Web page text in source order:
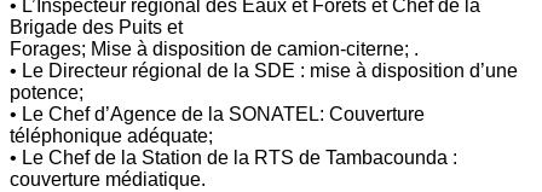
• L’Inspecteur régional des Eaux et Forêts et Chef de la
Brigade des Puits et
Forages; Mise à disposition de camion-citerne; .
• Le Directeur régional de la SDE : mise à disposition d’une
potence;
• Le Chef d’Agence de la SONATEL: Couverture
téléphonique adéquate;
• Le Chef de la Station de la RTS de Tambacounda :
couverture médiatique.